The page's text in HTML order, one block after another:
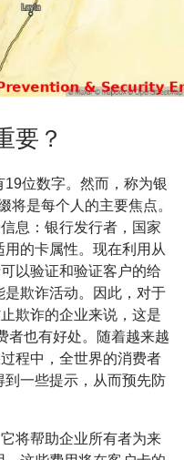
要？
位数字。然而，称为银
将是每个人的主要焦点。
息：银行发行者，国家
的卡属性。现在利用从
以验证和验证客户的给
欺诈活动。因此，对于
欺诈的企业来说，这是
者也有好处。随着越来越
程中，全世界的消费者
一些提示，从而预先防
将帮助企业所有者为来